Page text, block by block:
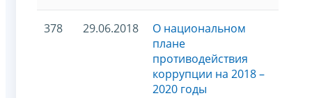
378 29.06.2018
О национальном
плане
противодействия
коррупции на 2018 –
2020 годы